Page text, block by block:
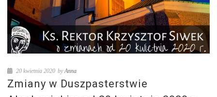
20 kwietnia 2020 byAnna
Zmiany w Duszpasterstwie